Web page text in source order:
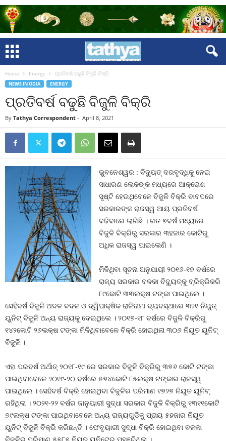
Home Energy ପ୍ରତିବର୍ଷ ବଢୁଛି ବିଜୁଳି ବିକ୍ରି
NEWS IN ODIA ENERGY
ପ୍ରତିବର୍ଷ ବଢୁଛି ବିଜୁଳି ବିକ୍ରି
By Tathya Correspondent - April 8, 2021
ଭୁବନେଶ୍ୱର : ବିଦ୍ୟୁତ୍‍ ଦରବୃଦ୍ଧିକୁ ନେଇ
ସାଧାରଣ ଲୋକଙ୍କ ମଧ୍ୟରେ ଆକ୍ରୋଶ
ସୃଷ୍ଟି ହେଉଥିବେଳେ ବିଜୁଳି ବିକ୍ରି ବାବଦରେ
ସରକାରଙ୍କ ରାଜସ୍ୱ ଆୟ ପ୍ରତିବର୍ଷ
ବଢିବାରେ ଲାଗିଛି । ଗତ ୭ବର୍ଷ ମଧ୍ୟରେ
ବିଜୁଳି ବିକ୍ରିରୁ ସରକାର ୩ହଜାର କୋଟିରୁ
ଅଧିକ ରାଜସ୍ୱ ପାଇଲେଣି ।
ମିଳିଥିବା ସୂଚନା ଅନୁଯାୟୀ ୨୦୧୬-୧୭ ବର୍ଷରେ
ରାଜ୍ୟ ସରକାର ବଳକା ବିଦ୍ୟୁତ୍‍କୁ ବ୍ରିକ୍ରିକରି
୮୯କୋଟି ୩୩ଲକ୍ଷ ଟଙ୍କା ପାଇଥିଲେ ।
ସେହିବର୍ଷ ବିଜୁଳି ଅଦଳ ବଦଳ ଓ ଦ୍ୱିପାକ୍ଷିକ ରାଜିନାମା ବ୍ୟବସ୍ଥାରେ ୩୨୧ ନିୟୁତ୍‍
ୟୁନିଟ୍‍ ବିଜୁଳି ଅନ୍ୟ ରାଜ୍ୟକୁ ଦେଇଥିଲେ । ୨୦୧୭-୧୮ ବର୍ଷରେ ବିଜୁଳି ବିକ୍ରିରୁ
୧୪୨କୋଟି ୨୬ଲକ୍ଷ ଟଙ୍କା ମିଳିଥିବାବେଳେ ବିକ୍ରି ହୋଇଥିଲା ୩୦୬ ନିୟୁତ ୟୁନିଟ୍‍
ବିଜୁଳି ।
ଏହା ପରବର୍ଷ ଅର୍ଥାତ୍‍ ୨୦୧୮-୧୯ ରେ ସରକାର ବିଜୁଳି ବିକ୍ରିରୁ ୩୭୬ କୋଟି ଟଙ୍କା
ପାଇଥିବାବେଳେ ୨୦୧୯-୨୦ ବର୍ଷରେ ୫୭୪କୋଟି ୮୫ଲକ୍ଷ ଟଙ୍କାର ରାଜସ୍ୱ
ପାଇଥିଲେ । ସେହିବର୍ଷ ବିକ୍ରି ହୋଇଥିବା ବିଜୁଳିର ପରିମାଣ ୧୭୨୭ ନିୟୁତ ୟୁନିଟ୍‍
ରହିଥିଲା । ୨୦୨୧-୨୨ ବର୍ଷର ଜାନୁୟାରୀ ସୁଦ୍ଧା ସରକାର ବିଜୁଳି ବିକ୍ରିରୁ ୧୩୧୧କୋଟି
୭୯ଲକ୍ଷ ଟଙ୍କା ପାଇଥିବାବେଳେ ଅନ୍ୟ ରାଜ୍ୟଗୁଡିକୁ ପ୍ରାୟ ୫ହଜାର ନିୟୁତ
ୟୁନିଟ୍‍ ବିଜୁଳି ବିକ୍ରି କରିଛନ୍ତି । ଫେବୃୟାରୀ ସୁଦ୍ଧା ବିକ୍ରି ହୋଇଥିବା ବଳକା